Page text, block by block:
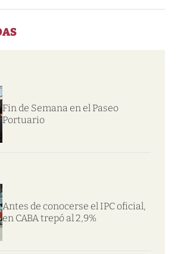
Fin de Semana en el Paseo
Portuario
Antes de conocerse el IPC oficial,
en CABA trepó al 2,9%